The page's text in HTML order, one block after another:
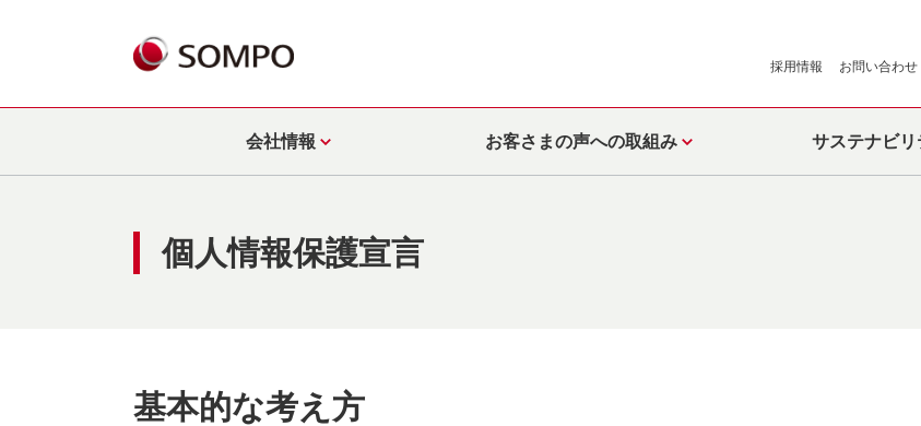
会社情報 お客さまの声への取組み サステナビリ
採用情報 お問い合わせ
個人情報保護宣言
基本的な考え方